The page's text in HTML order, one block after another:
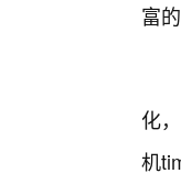
富
化
机